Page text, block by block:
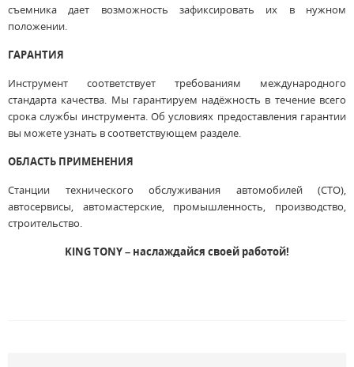
съемника дает возможность зафиксировать их в нужном
положении.
ГАРАНТИЯ
Инструмент соответствует требованиям международного
стандарта качества. Мы гарантируем надёжность в течение всего
срока службы инструмента. Об условиях предоставления гарантии
вы можете узнать в соответствующем разделе.
ОБЛАСТЬ ПРИМЕНЕНИЯ
Станции технического обслуживания автомобилей (СТО),
автосервисы, автомастерские, промышленность, производство,
строительство.
KING TONY – наслаждайся своей работой!